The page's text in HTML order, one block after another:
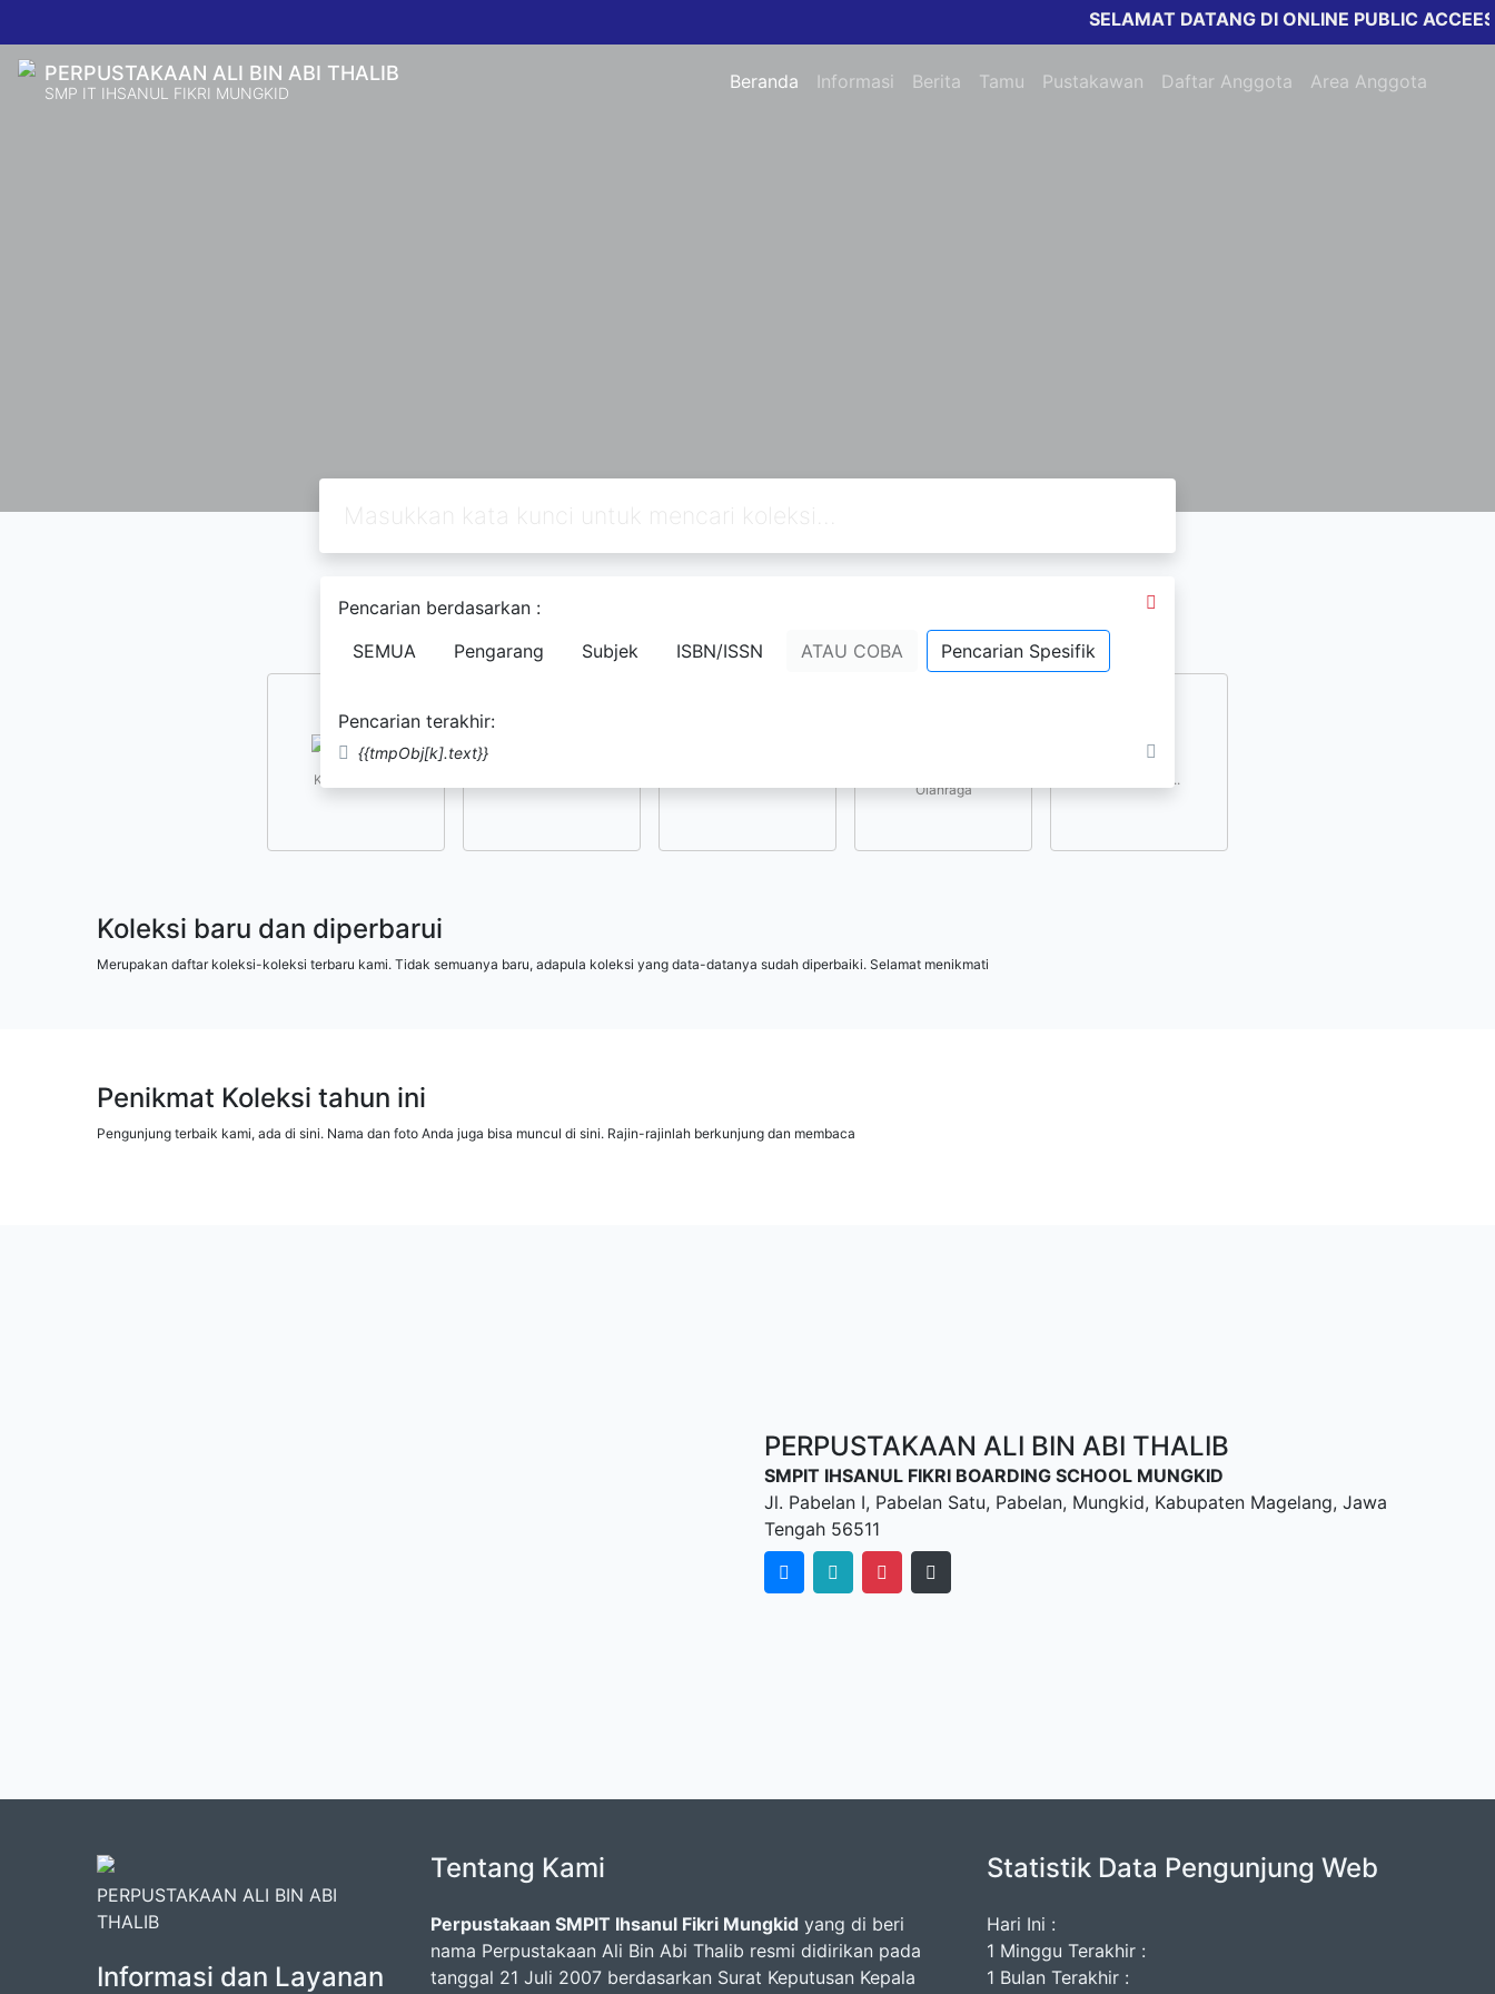
SELAMAT DATANG DI ONLINE PUBLIC ACCEESS
PERPUSTAKAAN ALI BIN ABI THALIB
SMP IT IHSANUL FIKRI MUNGKID Beranda Informasi Berita Tamu Pustakawan Daftar Anggota Area Anggota
Pencarian berdasarkan :
SEMUA
Pengarang Subjek ISBN/ISSN ATAU COBA Pencarian Spesifik
Pencarian terakhir:
{{tmpObj[k].text}}
Pilih subjek yang menarik bagi Anda
Kesusastraan
Olahraga
lihat lainnya..
Koleksi baru dan diperbarui
Merupakan daftar koleksi-koleksi terbaru kami. Tidak semuanya baru, adapula koleksi yang data-datanya sudah diperbaiki. Selamat menikmati
Penikmat Koleksi tahun ini
Pengunjung terbaik kami, ada di sini. Nama dan foto Anda juga bisa muncul di sini. Rajin-rajinlah berkunjung dan membaca
PERPUSTAKAAN ALI BIN ABI THALIB
SMPIT IHSANUL FIKRI BOARDING SCHOOL MUNGKID
Jl. Pabelan I, Pabelan Satu, Pabelan, Mungkid, Kabupaten Magelang, Jawa
Tengah 56511
PERPUSTAKAAN ALI BIN ABI
THALIB
Informasi dan Layanan
Tentang Kami
Perpustakaan SMPIT Ihsanul Fikri Mungkid yang di beri
nama Perpustakaan Ali Bin Abi Thalib resmi didirikan pada
tanggal 21 Juli 2007 berdasarkan Surat Keputusan Kepala
Statistik Data Pengunjung Web
Hari Ini :
1 Minggu Terakhir :
1 Bulan Terakhir :